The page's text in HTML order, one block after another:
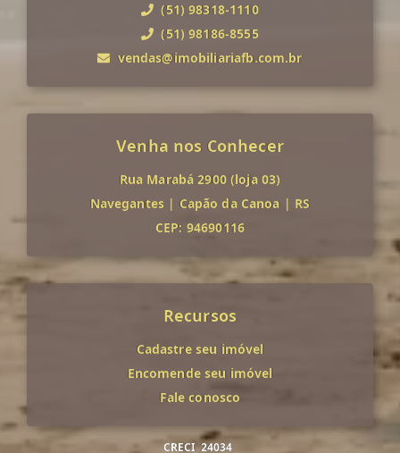
(51) 98318-1110
(51) 98186-8555
vendas@imobiliariafb.com.br
Venha nos Conhecer
Rua Marabá 2900 (loja 03)
Navegantes | Capão da Canoa | RS
CEP: 94690116
Recursos
Cadastre seu imóvel
Encomende seu imóvel
Fale conosco
CRECI 24034